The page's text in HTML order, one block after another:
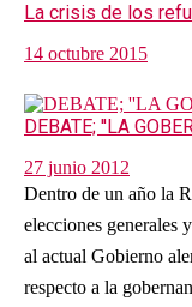
La crisis de los
14 octubre 2015
DEBATE; ''LA
27 junio 2012
Dentro de un año la
elecciones generales
al actual Gobierno
respecto a la